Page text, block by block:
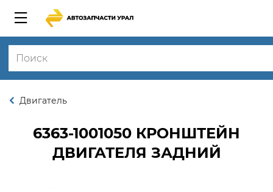
Двигатель
6363-1001050 КРОНШТЕЙН
ДВИГАТЕЛЯ ЗАДНИЙ